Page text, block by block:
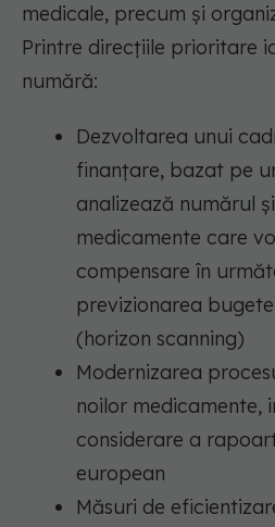
medicale, precum și
Printre direcțiile prioritare
numără:
Dezvoltarea unui
finanțare, bazat pe
analizează numărul
medicamente care
compensare în
previzionarea
(horizon scanning)
Modernizarea
noilor medicamente,
considerare a
european
Măsuri de